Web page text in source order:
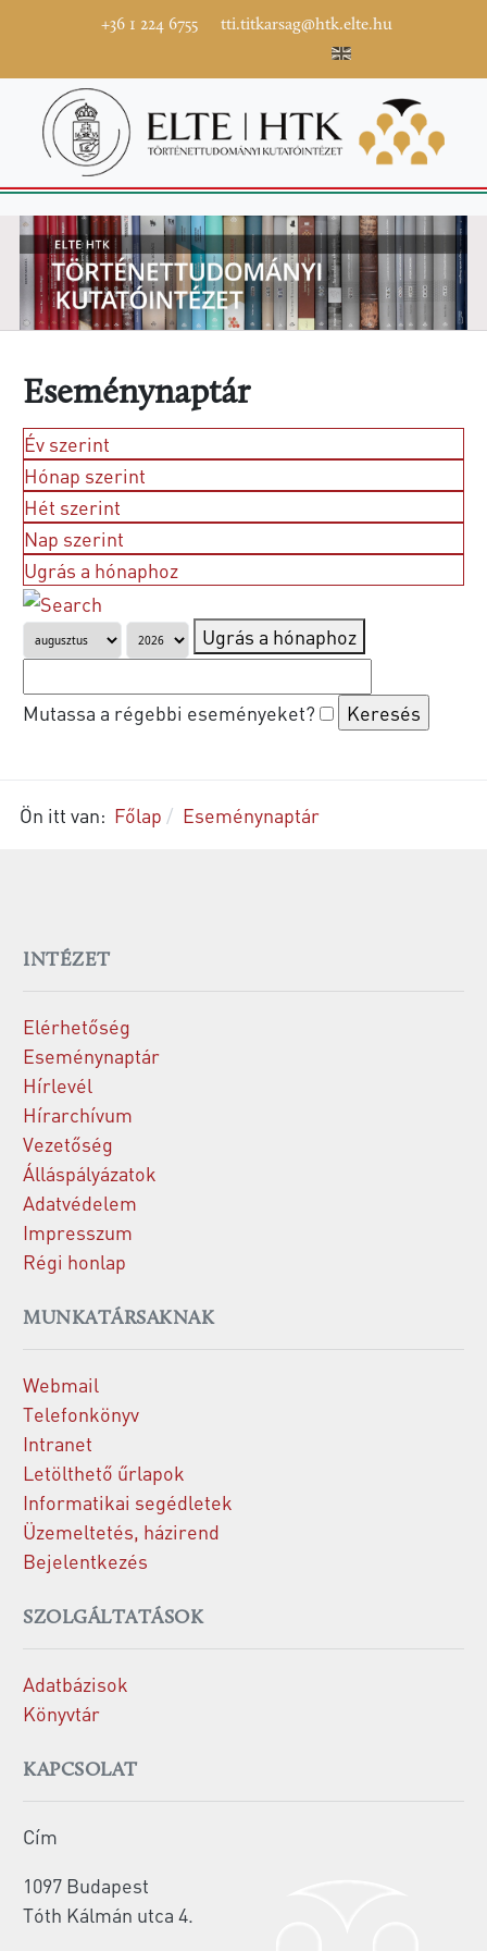
+36 1 224 6755 tti.titkarsag@htk.elte.hu
Eseménynaptár
Év szerint
Hónap szerint
Hét szerint
Nap szerint
Ugrás a hónaphoz
Ugrás a hónaphoz
Mutassa a régebbi eseményeket?
Ön itt van: Főlap Eseménynaptár
INTÉZET
Elérhetőség
Eseménynaptár
Hírlevél
Hírarchívum
Vezetőség
Álláspályázatok
Adatvédelem
Impresszum
Régi honlap
MUNKATÁRSAKNAK
Webmail
Telefonkönyv
Intranet
Letölthető űrlapok
Informatikai segédletek
Üzemeltetés, házirend
Bejelentkezés
SZOLGÁLTATÁSOK
Adatbázisok
Könyvtár
KAPCSOLAT
Cím
1097 Budapest
Tóth Kálmán utca 4.